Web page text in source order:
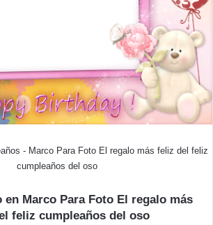
- Marco Para Foto El regalo más feliz del feliz
cumpleaños del oso
Marco Para Foto El regalo más
feliz cumpleaños del oso